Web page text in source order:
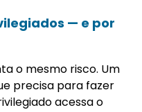
— e por
o mesmo risco. Um
precisa para fazer
acessa o